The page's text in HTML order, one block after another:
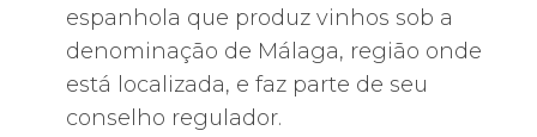
espanhola que produz vinhos sob a
denominação de Málaga, região onde
está localizada, e faz parte de seu
conselho regulador.